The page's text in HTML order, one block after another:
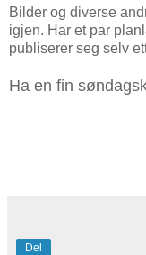
Bilder og diverse
igjen. Har et par
publiserer seg selv
Ha en fin
Del